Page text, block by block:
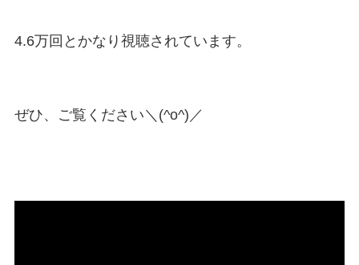
4.6万回とかなり視聴されています。
ぜひ、ご覧ください＼(^o^)／